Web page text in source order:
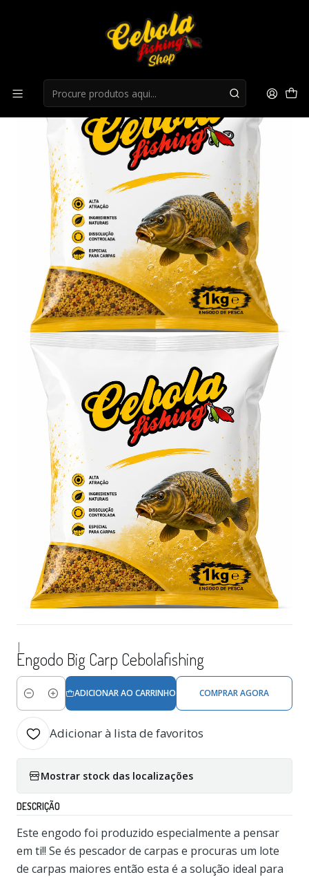
Engodo Big Carp Cebolafishing
|
Engodo Big Carp Cebolafishing
Quantidade
ADICIONAR AO CARRINHO COMPRAR AGORA
Adicionar à lista de favoritos
Mostrar stock das localizações
DESCRIÇÃO
Este engodo foi produzido especialmente a pensar
em ti!! Se és pescador de carpas e procuras um lote
de carpas maiores então esta é a solução ideal para